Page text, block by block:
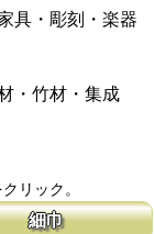
具・彫刻・楽器
・竹材・集成
リック。
細巾